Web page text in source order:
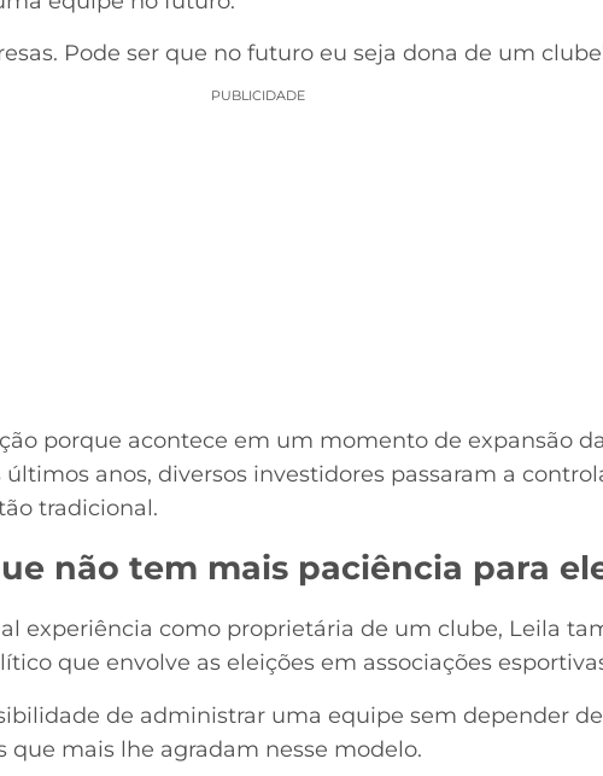
Pode ser que no futuro eu seja dona de um
PUBLICIDADE
porque acontece em um momento de expansão
últimos anos, diversos investidores passaram a
tradicional.
não tem mais paciência para
experiência como proprietária de um clube, Leila
que envolve as eleições em associações
de administrar uma equipe sem depender
que mais lhe agradam nesse modelo.